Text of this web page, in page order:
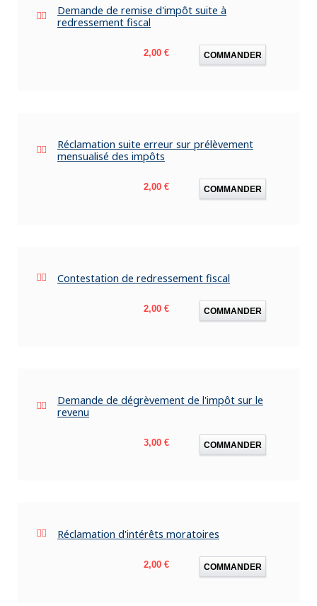
Demande de remise d'impôt suite à
redressement fiscal
Prix
2,00 € COMMANDER
Réclamation suite erreur sur prélèvement
mensualisé des impôts
Prix
2,00 € COMMANDER
Contestation de redressement fiscal
Prix
2,00 € COMMANDER
Demande de dégrèvement de l'impôt sur le
revenu
Prix
3,00 € COMMANDER
Réclamation d'intérêts moratoires
Prix
2,00 € COMMANDER